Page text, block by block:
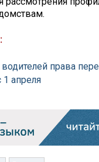
права
1 апреля